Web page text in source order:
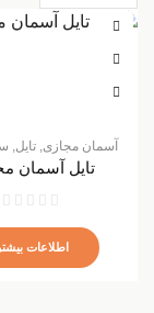
آسمان مجازی, تایل,
تایل آسمان
اطلاعات بیشتر